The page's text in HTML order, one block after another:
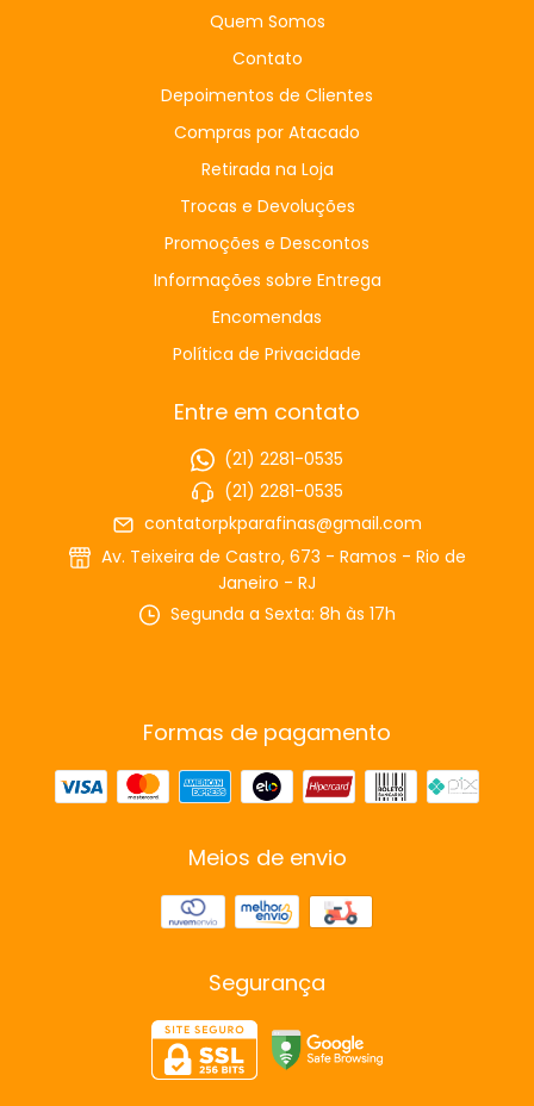
Quem Somos
Contato
Depoimentos de Clientes
Compras por Atacado
Retirada na Loja
Trocas e Devoluções
Promoções e Descontos
Informações sobre Entrega
Encomendas
Política de Privacidade
Entre em contato
(21) 2281-0535
(21) 2281-0535
contatorpkparafinas@gmail.com
Av. Teixeira de Castro, 673 - Ramos - Rio de
Janeiro - RJ
Segunda a Sexta: 8h às 17h
Formas de pagamento
Meios de envio
Segurança